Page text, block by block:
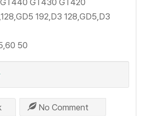
192,D3 128,GD5,D3
50
No Comment